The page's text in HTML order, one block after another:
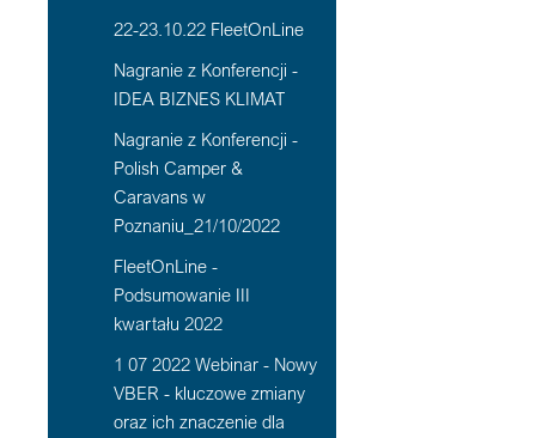
22-23.10.22 FleetOnLine
Nagranie z Konferencji -
IDEA BIZNES KLIMAT
Nagranie z Konferencji -
Polish Camper &
Caravans w
Poznaniu_21/10/2022
FleetOnLine -
Podsumowanie III
kwartału 2022
1 07 2022 Webinar - Nowy
VBER - kluczowe zmiany
oraz ich znaczenie dla